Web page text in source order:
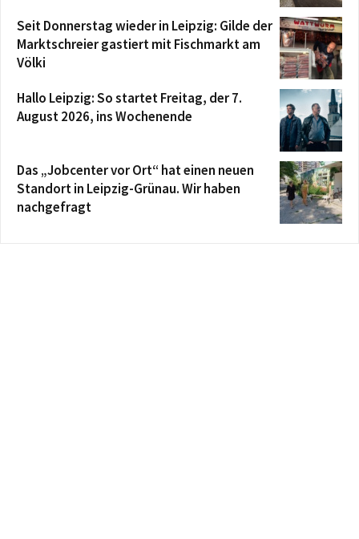
Seit Donnerstag wieder in Leipzig: Gilde der
Marktschreier gastiert mit Fischmarkt am
Völki
Hallo Leipzig: So startet Freitag, der 7.
August 2026, ins Wochenende
Das „Jobcenter vor Ort“ hat einen neuen
Standort in Leipzig-Grünau. Wir haben
nachgefragt